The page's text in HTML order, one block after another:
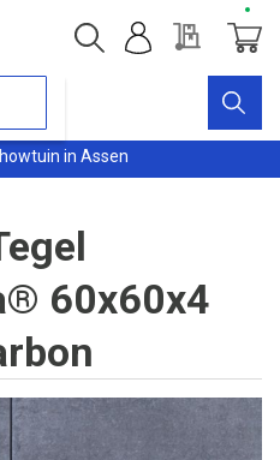
in Assen
Offerte
60x60x4